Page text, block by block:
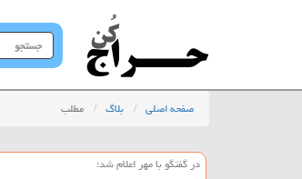
جستجو
در
صفحه اصلی بلاگ مطلب
در گفتگو با مهر اعلام شد؛